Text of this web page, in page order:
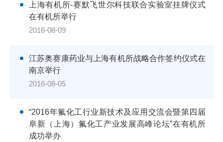
上海有机所-赛默飞世尔科技联合实验室挂牌仪式
在有机所举行
2016-08-09
江苏奥赛康药业与上海有机所战略合作签约仪式在
南京举行
2016-08-05
“2016年氟化工行业新技术及应用交流会暨第四届
阜新（上海）氟化工产业发展高峰论坛”在有机所
成功举办